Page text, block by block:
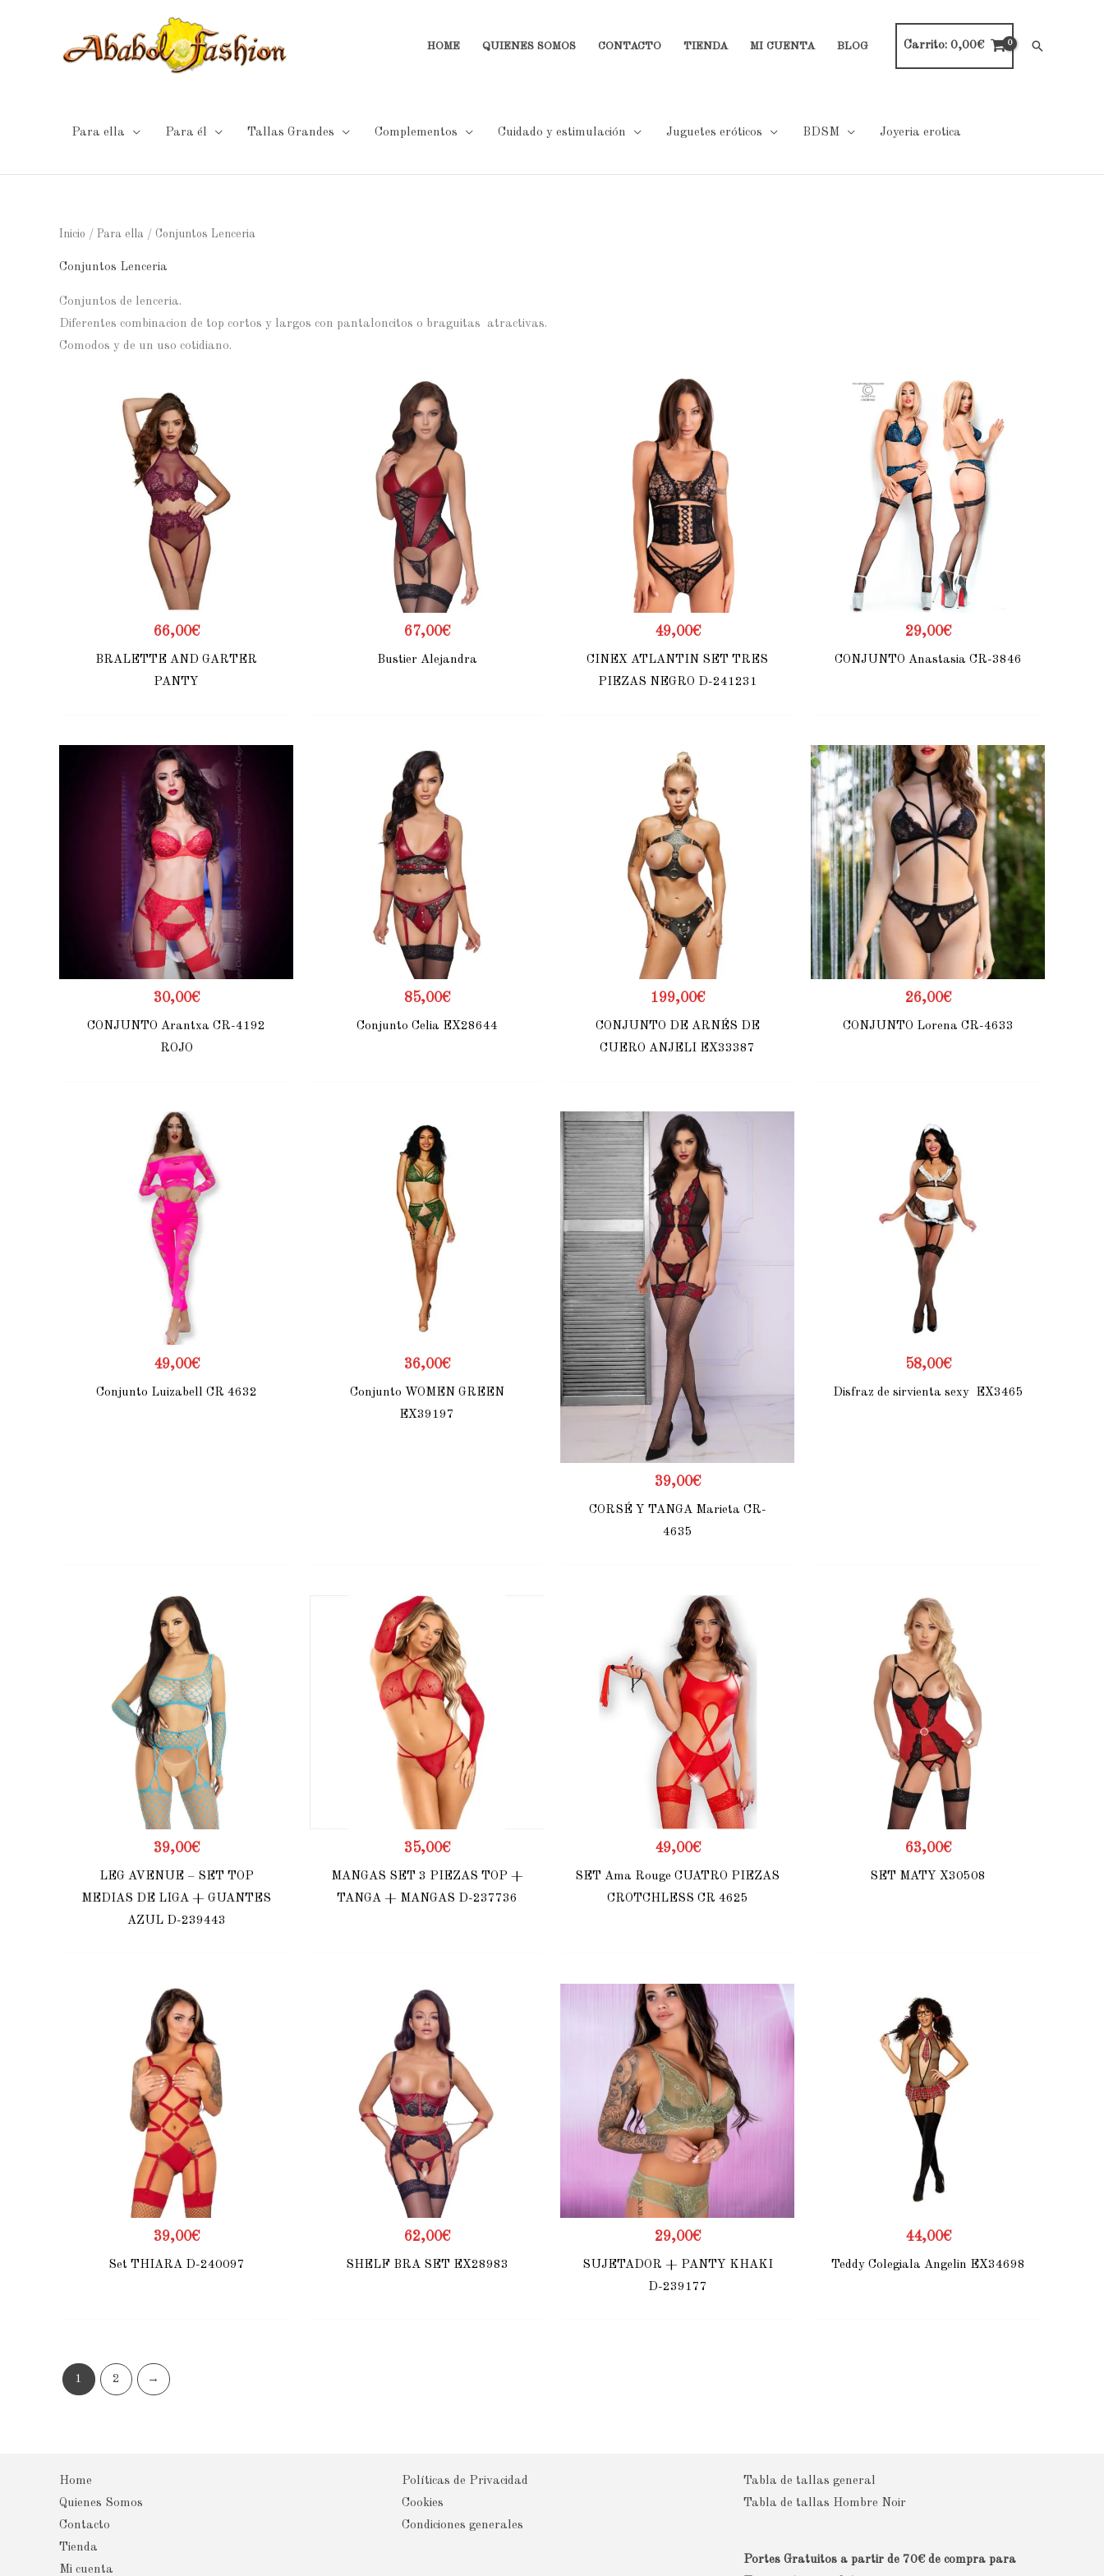
HOME QUIENES SOMOS CONTACTO TIENDA MI CUENTA BLOG Carrito: 0,00€ Buscar
Para ella Para él Tallas Grandes Complementos Cuidado y estimulación Juguetes eróticos BDSM Joyeria erotica
Inicio / Para ella / Conjuntos Lenceria
Conjuntos Lenceria
Conjuntos de lenceria.
Diferentes combinacion de top cortos y largos con pantaloncitos o braguitas atractivas.
Comodos y de un uso cotidiano.
66,00€
BRALETTE AND GARTER
PANTY
67,00€
Bustier Alejandra
49,00€
CINEX ATLANTIN SET TRES
PIEZAS NEGRO D-241231
29,00€
CONJUNTO Anastasia CR-3846
30,00€
CONJUNTO Arantxa CR-4192
ROJO
85,00€
Conjunto Celia EX28644
199,00€
CONJUNTO DE ARNÉS DE
CUERO ANJELI EX33387
26,00€
CONJUNTO Lorena CR-4633
49,00€
Conjunto Luizabell CR 4632
36,00€
Conjunto WOMEN GREEN
EX39197
39,00€
CORSÉ Y TANGA Marieta CR-
4635
58,00€
Disfraz de sirvienta sexy EX3465
39,00€
LEG AVENUE – SET TOP
MEDIAS DE LIGA + GUANTES
AZUL D-239443
35,00€
MANGAS SET 3 PIEZAS TOP +
TANGA + MANGAS D-237736
49,00€
SET Ama Rouge CUATRO PIEZAS
CROTCHLESS CR 4625
63,00€
SET MATY X30508
39,00€
Set THIARA D-240097
62,00€
SHELF BRA SET EX28983
29,00€
SUJETADOR + PANTY KHAKI
D-239177
44,00€
Teddy Colegiala Angelin EX34698
1 2 →
Home
Quienes Somos
Contacto
Tienda
Mi cuenta
Políticas de Privacidad
Cookies
Condiciones generales
Tabla de tallas general
Tabla de tallas Hombre Noir
Portes Gratuitos a partir de 70€ de compra para